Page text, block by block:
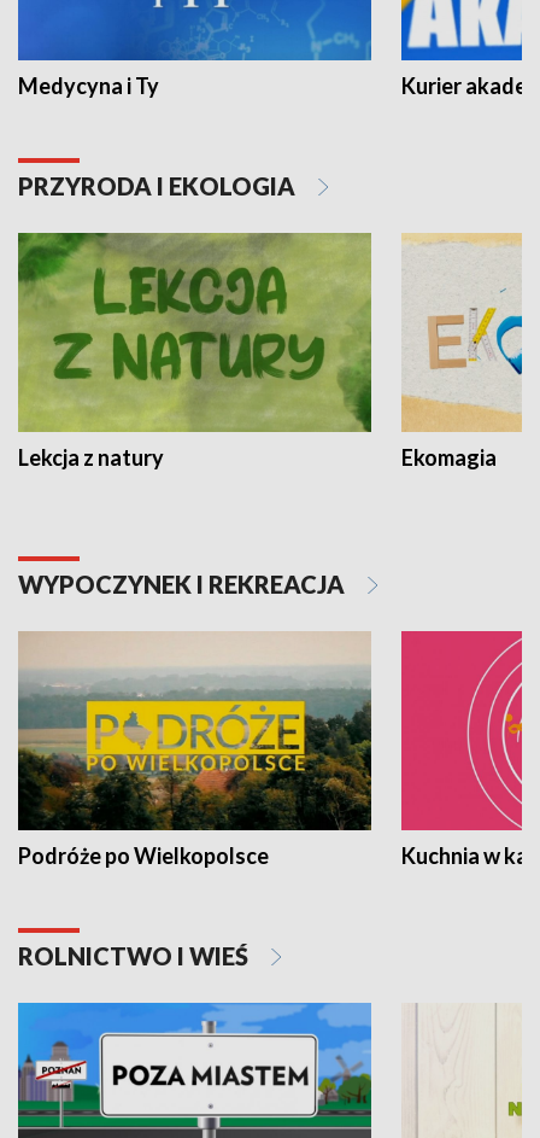
Medycyna i Ty Kurier
PRZYRODA I EKOLOGIA
Lekcja z natury Ekomagia
WYPOCZYNEK I REKREACJA
Podróże po Wielkopolsce Kuchnia w
ROLNICTWO I WIEŚ